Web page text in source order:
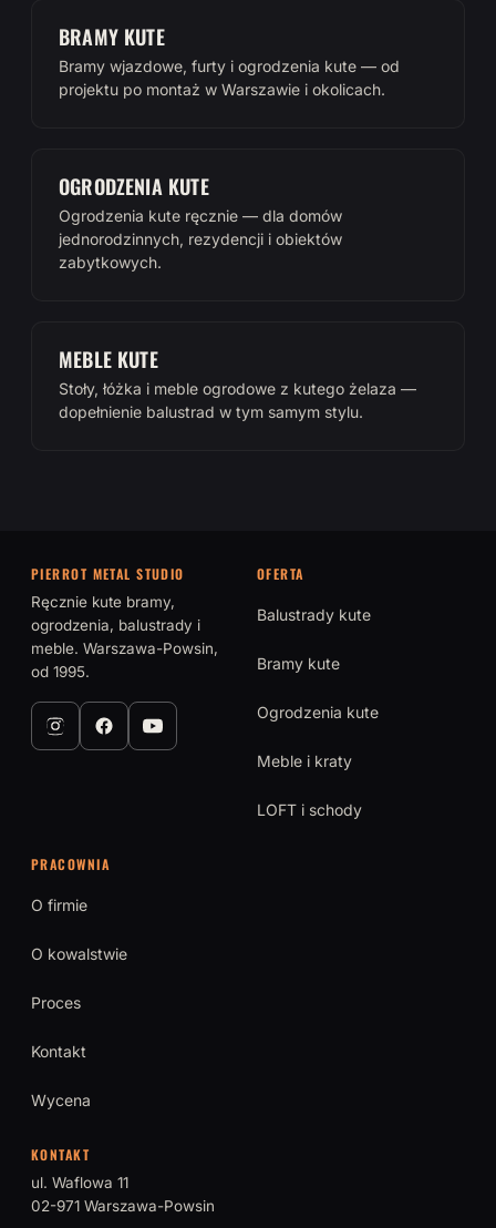
BRAMY KUTE
Bramy wjazdowe, furty i ogrodzenia kute — od
projektu po montaż w Warszawie i okolicach.
OGRODZENIA KUTE
Ogrodzenia kute ręcznie — dla domów
jednorodzinnych, rezydencji i obiektów
zabytkowych.
MEBLE KUTE
Stoły, łóżka i meble ogrodowe z kutego żelaza —
dopełnienie balustrad w tym samym stylu.
PIERROT METAL STUDIO
Ręcznie kute bramy,
ogrodzenia, balustrady i
meble. Warszawa-Powsin,
od 1995.
OFERTA
Balustrady kute
Bramy kute
Ogrodzenia kute
Meble i kraty
LOFT i schody
PRACOWNIA
O firmie
O kowalstwie
Proces
Kontakt
Wycena
KONTAKT
ul. Waflowa 11
02-971 Warszawa-Powsin